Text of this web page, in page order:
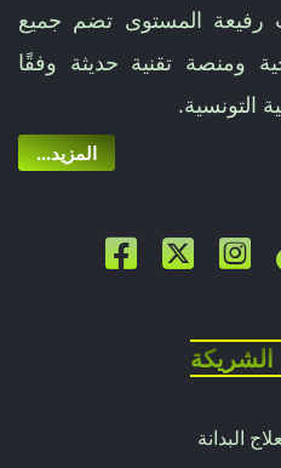
رفيعة المستوى تضم جميع
ومنصة تقنية حديثة وفقًا
التونسية.
...المزيد
الشريكة
البدانة